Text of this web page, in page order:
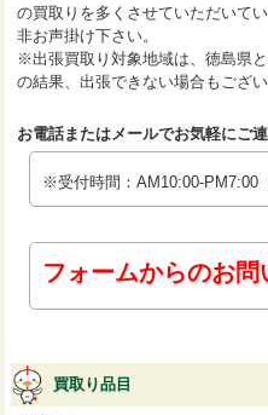
の買取りを多くさせていただいて
非お声掛け下さい。
※出張買取り対象地域は、徳島県
の結果、出張できない場合もござ
お電話またはメールでお気軽にご
※受付時間：AM10:00-PM7:00
フォームからのお
買取り品目